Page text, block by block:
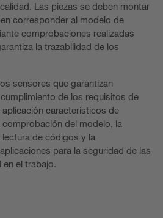
Las piezas se deben montar
corresponder al modelo de
comprobaciones realizadas
la trazabilidad de los
sensores que garantizan
de los requisitos de
característicos de
del modelo, la
de códigos y la
para la seguridad de las
en el trabajo.